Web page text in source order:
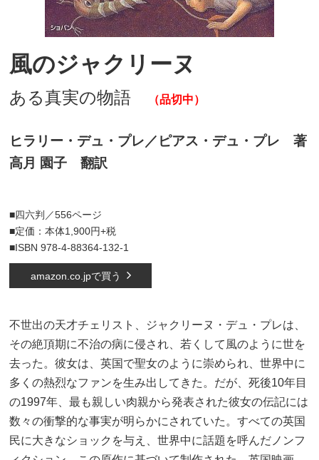
風のジャクリーヌ
ある真実の物語 （品切中）
ヒラリー・デュ・プレ／ピアス・デュ・プレ 著
高月 園子 翻訳
■四六判／556ページ
■定価：本体1,900円+税
■ISBN 978-4-88364-132-1
amazon.co.jpで買う
不世出の天才チェリスト、ジャクリーヌ・デュ・プレは、
その絶頂期に不治の病に侵され、若くして風のように世を
去った。彼女は、英国で聖女のように崇められ、世界中に
多くの熱烈なファンを生み出してきた。だが、死後10年目
の1997年、最も親しい肉親から発表された彼女の伝記には
数々の衝撃的な事実が明らかにされていた。すべての英国
民に大きなショックを与え、世界中に話題を呼んだノンフ